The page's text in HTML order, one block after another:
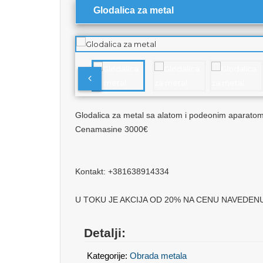
Glodalica za metal
Glodalica za metal sa alatom i podeonim
Cenamasine 3000€
Kontakt: +381638914334
U TOKU JE AKCIJA OD 20% NA CENU
Detalji:
Kategorije: Obrada metala